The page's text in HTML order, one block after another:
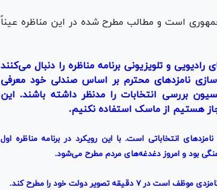
است و مطالب مطرح شده در این مناظره عیناً
و تلویزیونی برنامه مناظره را دنبال می‌کنند
نامزدهای محترم بر اساس صندلی خود معرفی
بررسی انتخابات را مدنظر داشته باشند. این
هستیم از ماسک استفاده نکنیم.
نامزدهای انتخاباتی است. با این رویکرد در برنامه مناظره اول
بود و امروز دغدغه‌های مردم مطرح می‌شود.
موظف است در۷ دقیقه تصویر دولت خود را مطرح کند.